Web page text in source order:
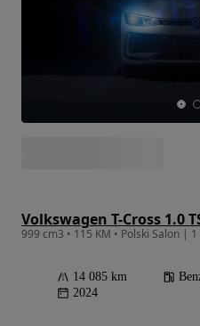
Volkswagen T-Cross 1.0
14 085 km
2024